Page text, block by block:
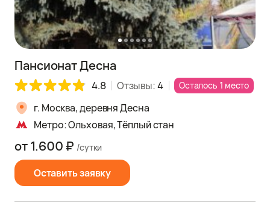
Пансионат Десна
4.8 Отзывы:4 Осталось 1 место
г. Москва, деревня Десна
Метро: Ольховая, Тёплый стан
Оставить заявку
от 1.600 ₽ /сутки